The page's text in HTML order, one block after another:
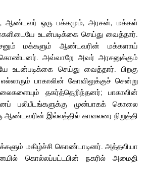
ஆண்டவர் ஒரு பக்கமும், அரசன், மக்கள்
உடன்படிக்கை செய்து வைத்தார்.
மக்களும் ஆண்டவரின் மக்களாய்
கொண்டனர். அவ்வாறே அவர் அரசனுக்கும்
உடன்படிக்கை செய்து வைத்தார். பிறகு
பாகாலின் கோவிலுக்குச் சென்று
தகர்த்தெறிந்தனர்; பாகாலின்
பலிபீடங்களுக்கு முன்பாகக் கொலை
ஆண்டவரின் இல்லத்தில் காவலரை நிறுத்தி
மகிழ்ச்சி கொண்டாடினர். அத்தலியா
கொல்லப்பட்டபின் நகரில் அமைதி